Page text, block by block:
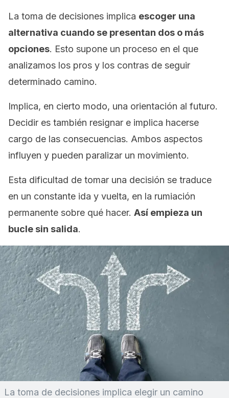
La toma de decisiones implica escoger una
alternativa cuando se presentan dos o más
opciones. Esto supone un proceso en el que
analizamos los pros y los contras de seguir
determinado camino.
Implica, en cierto modo, una orientación al futuro.
Decidir es también resignar e implica hacerse
cargo de las consecuencias. Ambos aspectos
influyen y pueden paralizar un movimiento.
Esta dificultad de tomar una decisión se traduce
en un constante ida y vuelta, en la rumiación
permanente sobre qué hacer. Así empieza un
bucle sin salida.
La toma de decisiones implica elegir un camino